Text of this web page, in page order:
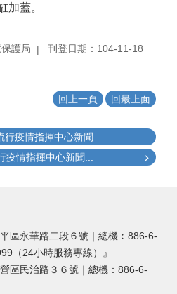
加蓋。
護局
刊登日期：104-11-18
回上一頁 回最上面
疫情指揮中心新聞...
疫情指揮中心新聞...
區永華路二段６號｜總機︰886-6-
（24小時服務專線）』
區民治路３６號｜總機：886-6-